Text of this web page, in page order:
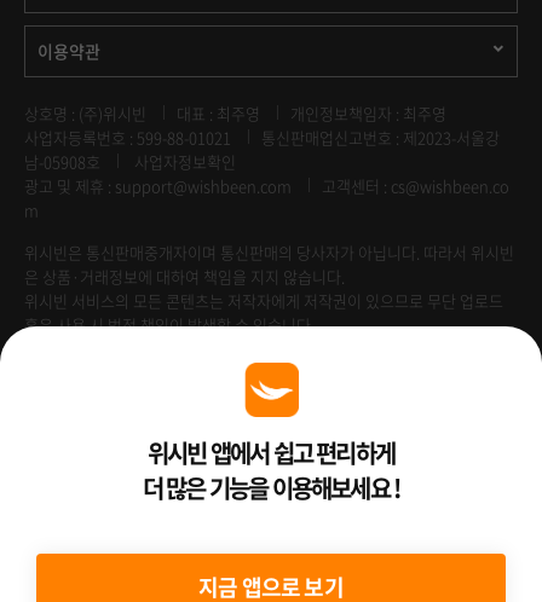
이용약관
상호명 : (주)위시빈 대표 : 최주영
개인정보책임자 : 최주영
사업자등록번호 : 599-88-01021
통신판매업신고번호 : 제2023-서울강
남-05908호
사업자정보확인
광고 및 제휴 : support@wishbeen.com
고객센터 : cs@wishbeen.co
m
위시빈은 통신판매중개자이며 통신판매의 당사자가 아닙니다. 따라서 위시빈
은 상품·거래정보에 대하여 책임을 지지 않습니다.
위시빈 서비스의 모든 콘텐츠는 저작자에게 저작권이 있으므로 무단 업로드
혹은 사용 시 법적 책임이 발생할 수 있습니다.
Venture Enterprise위시빈 앱에서 쉽고 편리하게
더 많은 기능을 이용해보세요 !
지금 앱으로 보기